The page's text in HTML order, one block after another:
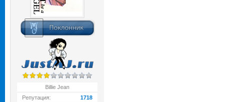
Billie Jean
Репутация:
1718